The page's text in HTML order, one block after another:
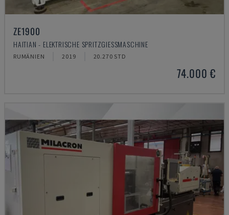
ZE1900
HAITIAN - ELEKTRISCHE SPRITZGIESSMASCHINE
RUMÄNIEN 2019 20.270 STD
74.000 €